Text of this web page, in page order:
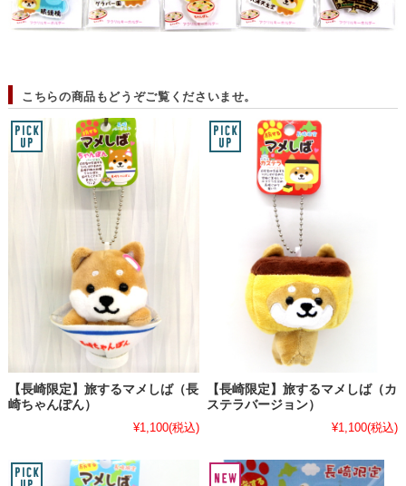
こちらの商品もどうぞご覧くださいませ。
【長崎限定】旅するマメしば（長
崎ちゃんぽん）
¥1,100(税込)
【長崎限定】旅するマメしば（カ
ステラバージョン）
¥1,100(税込)